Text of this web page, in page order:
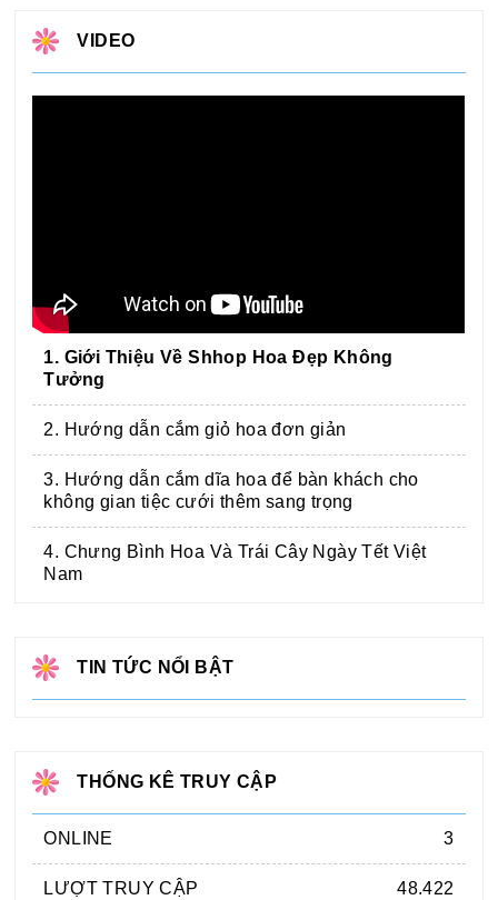
VIDEO
1. Giới Thiệu Về Shhop Hoa Đẹp Không
Tưởng
2. Hướng dẫn cắm giỏ hoa đơn giản
3. Hướng dẫn cắm dĩa hoa để bàn khách cho
không gian tiệc cưới thêm sang trọng
4. Chưng Bình Hoa Và Trái Cây Ngày Tết Việt
Nam
TIN TỨC NỔI BẬT
THỐNG KÊ TRUY CẬP
ONLINE 3
LƯỢT TRUY CẬP 48.422